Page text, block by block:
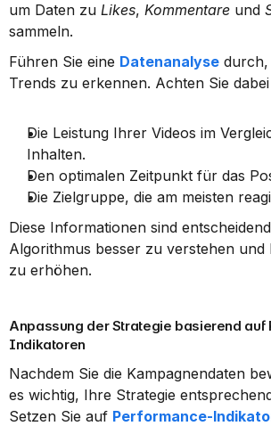
um Daten zu Likes, Kommentare und
sammeln.
Führen Sie eine Datenanalyse
Trends zu erkennen. Achten Sie
Die Leistung Ihrer Videos im
Inhalten.
Den optimalen Zeitpunkt für das
Die Zielgruppe, die am meisten
Diese Informationen sind
Algorithmus besser zu verstehen und
zu erhöhen.
Anpassung der Strategie basierend auf
Indikatoren
Nachdem Sie die Kampagnendaten
es wichtig, Ihre Strategie
Setzen Sie auf Performance-